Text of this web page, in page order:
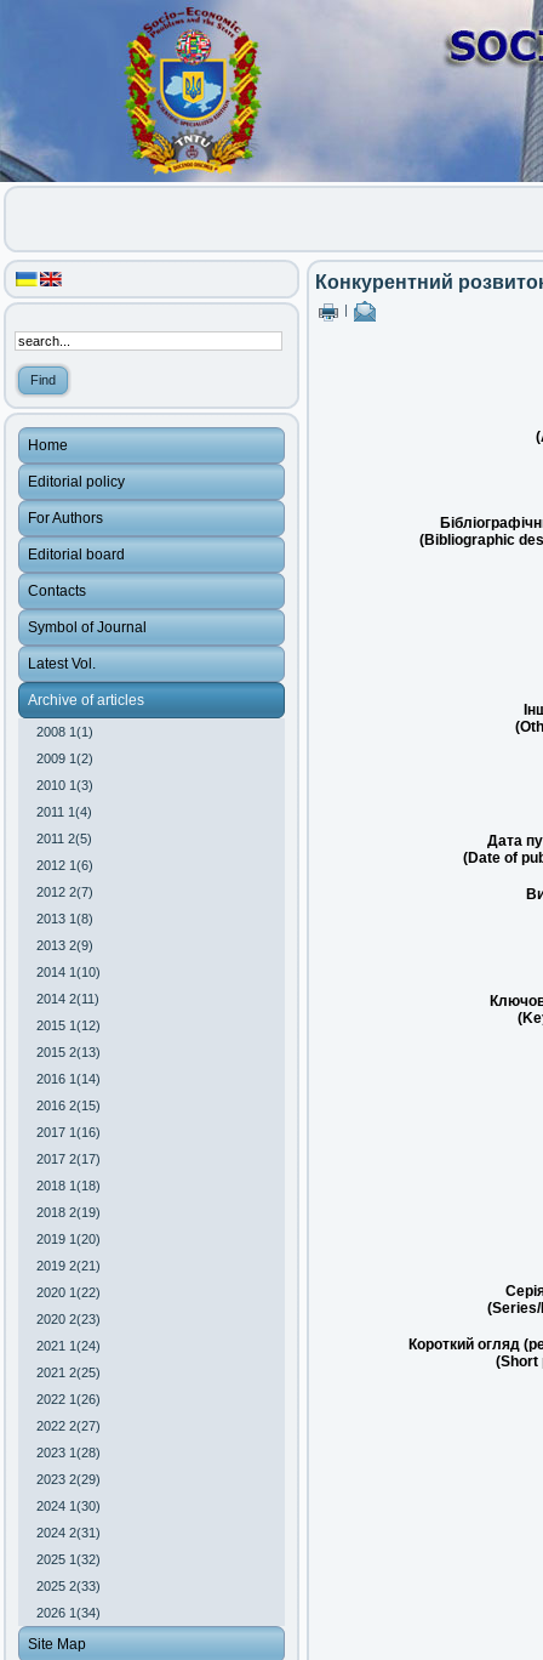
Home
Editorial policy
For Authors
Editorial board
Contacts
Symbol of Journal
Latest Vol.
Archive of articles
2008 1(1)
2009 1(2)
2010 1(3)
2011 1(4)
2011 2(5)
2012 1(6)
2012 2(7)
2013 1(8)
2013 2(9)
2014 1(10)
2014 2(11)
2015 1(12)
2015 2(13)
2016 1(14)
2016 2(15)
2017 1(16)
2017 2(17)
2018 1(18)
2018 2(19)
2019 1(20)
2019 2(21)
2020 1(22)
2020 2(23)
2021 1(24)
2021 2(25)
2022 1(26)
2022 2(27)
2023 1(28)
2023 2(29)
2024 1(30)
2024 2(31)
2025 1(32)
2025 2(33)
2026 1(34)
Site Map
Конкурентний
(Bibliographic
Дата
(Date of
Короткий огляд
(Short